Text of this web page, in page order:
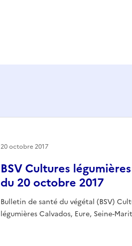
BSV Cultures
du 20 octobre 2017
Bulletin de santé du végétal (BSV)
légumières Calvados, Eure, Seine-
20 octobre 2017